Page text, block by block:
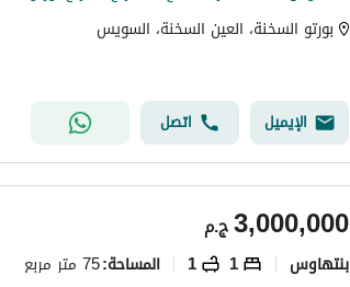
بورتو السخنة، العين السخنة، السويس
الإيميل اتصل
ج.م3,000,000
بنتهاوس 1
1 المساحة:75 متر مربع